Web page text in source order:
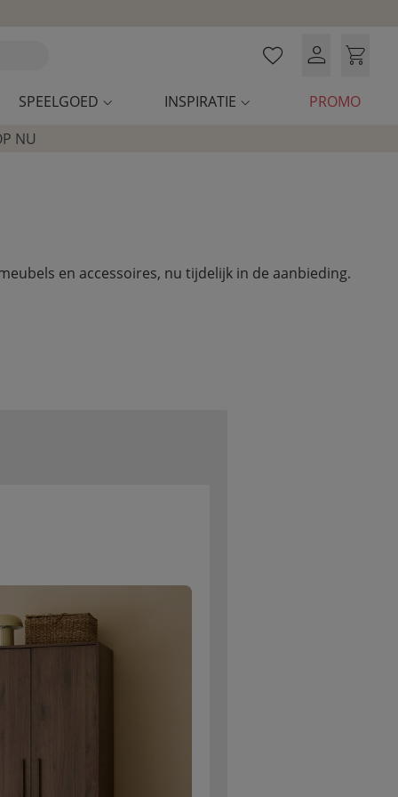
SPEELGOED INSPIRATIE
PROMO
NU
en accessoires, nu tijdelijk in de aanbieding.